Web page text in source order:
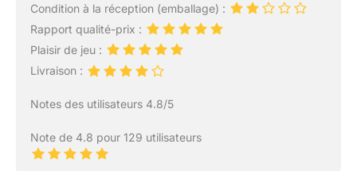
Condition à la réception (emballage) :
Rapport qualité-prix :
Plaisir de jeu :
Livraison :
Notes des utilisateurs 4.8/5
Note de 4.8 pour 129 utilisateurs